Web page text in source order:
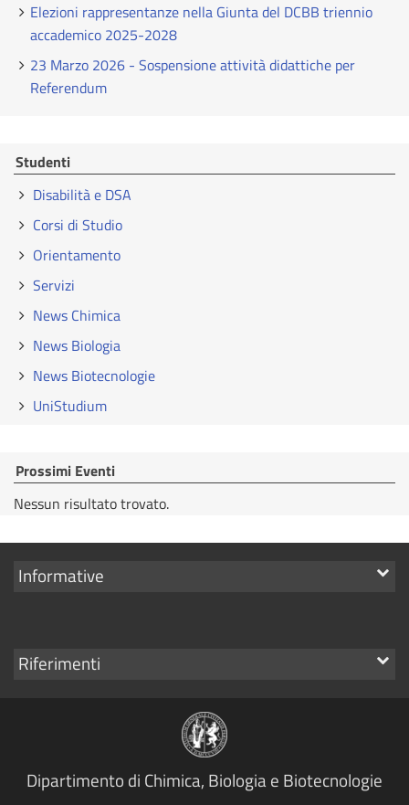
Elezioni rappresentanze nella Giunta del DCBB triennio
accademico 2025-2028
23 Marzo 2026 - Sospensione attività didattiche per
Referendum
Studenti
Disabilità e DSA
Corsi di Studio
Orientamento
Servizi
News Chimica
News Biologia
News Biotecnologie
UniStudium
Prossimi Eventi
Nessun risultato trovato.
Mostra
Informative
Mostra
Riferimenti
Dipartimento di Chimica, Biologia e Biotecnologie